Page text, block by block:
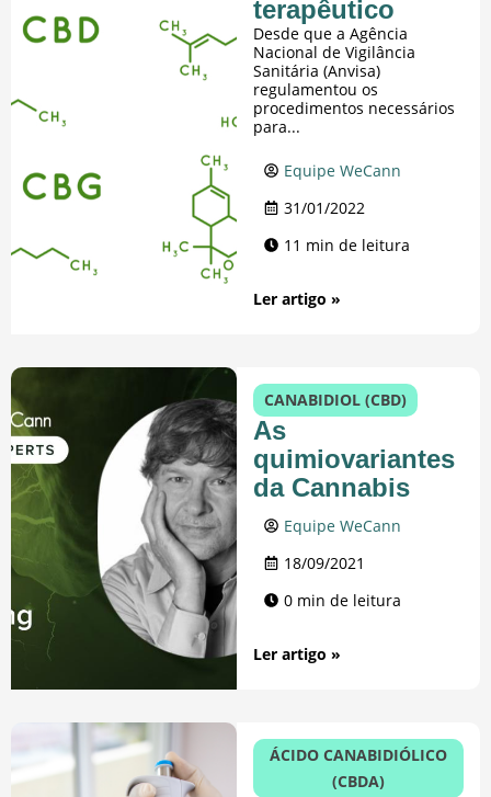
terapêutico
Desde que a Agência
Nacional de Vigilância
Sanitária (Anvisa)
regulamentou os
procedimentos necessários
para...
Equipe WeCann
31/01/2022
11 min de leitura
Ler artigo »
CANABIDIOL (CBD)
As
quimiovariantes
da Cannabis
Equipe WeCann
18/09/2021
0 min de leitura
Ler artigo »
ÁCIDO CANABIDIÓLICO
(CBDA)